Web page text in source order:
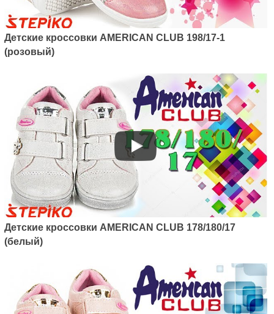
Детские кроссовки American
club 124/22-1 (розовый)
1040грн.
Артикул: 124/22
Детские кроссовки American
club 124/22 (голубой)
Детские кроссовки AMERICAN CLUB 198/17-1
(розовый)
Детские кроссовки AMERICAN CLUB 178/180/17
(белый)